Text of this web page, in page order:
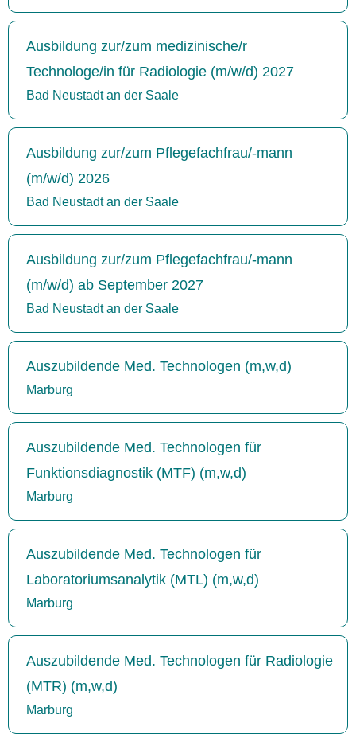
Ausbildung zur/zum medizinische/r
Technologe/in für Radiologie (m/w/d) 2027
Bad Neustadt an der Saale
Ausbildung zur/zum Pflegefachfrau/-mann
(m/w/d) 2026
Bad Neustadt an der Saale
Ausbildung zur/zum Pflegefachfrau/-mann
(m/w/d) ab September 2027
Bad Neustadt an der Saale
Auszubildende Med. Technologen (m,w,d)
Marburg
Auszubildende Med. Technologen für
Funktionsdiagnostik (MTF) (m,w,d)
Marburg
Auszubildende Med. Technologen für
Laboratoriumsanalytik (MTL) (m,w,d)
Marburg
Auszubildende Med. Technologen für Radiologie
(MTR) (m,w,d)
Marburg